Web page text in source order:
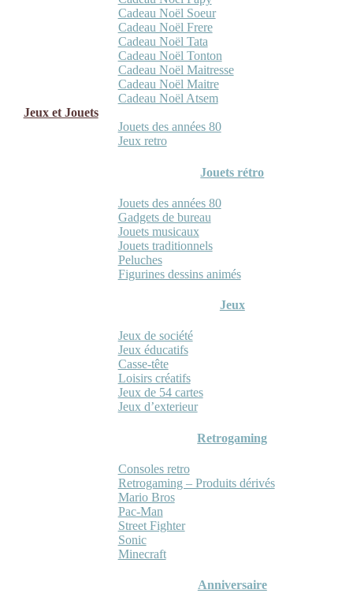
Cadeau Noël Soeur
Cadeau Noël Frere
Cadeau Noël Tata
Cadeau Noël Tonton
Cadeau Noël Maitresse
Cadeau Noël Maitre
Cadeau Noël Atsem
Jeux et Jouets
Jouets des années 80
Jeux retro
Jouets rétro
Jouets des années 80
Gadgets de bureau
Jouets musicaux
Jouets traditionnels
Peluches
Figurines dessins animés
Jeux
Jeux de société
Jeux éducatifs
Casse-tête
Loisirs créatifs
Jeux de 54 cartes
Jeux d’exterieur
Retrogaming
Consoles retro
Retrogaming – Produits dérivés
Mario Bros
Pac-Man
Street Fighter
Sonic
Minecraft
Anniversaire